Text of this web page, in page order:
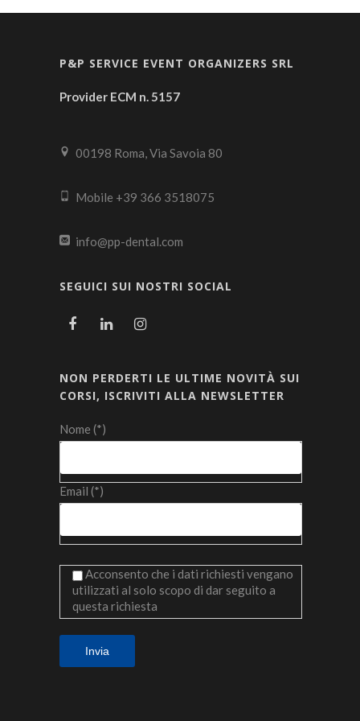
P&P SERVICE EVENT ORGANIZERS SRL
Provider ECM n. 5157
00198 Roma, Via Savoia 80
Mobile +39 366 3518075
info@pp-dental.com
SEGUICI SUI NOSTRI SOCIAL
NON PERDERTI LE ULTIME NOVITÀ SUI
CORSI, ISCRIVITI ALLA NEWSLETTER
Nome (*)
Email (*)
Acconsento che i dati richiesti vengano
utilizzati al solo scopo di dar seguito a
questa richiesta